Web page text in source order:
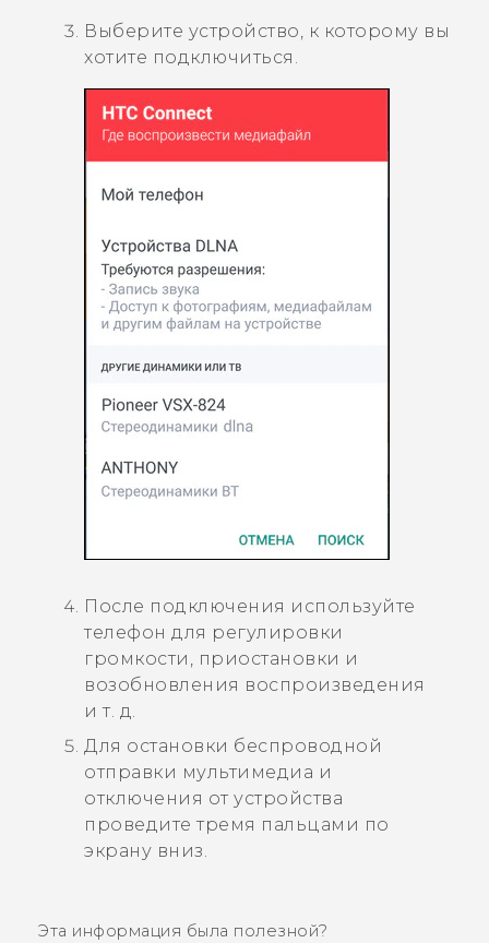
Выберите устройство, к которому вы
хотите подключиться.
После подключения используйте
телефон для регулировки
громкости, приостановки и
возобновления воспроизведения
и т. д.
Для остановки беспроводной
отправки мультимедиа и
отключения от устройства
проведите тремя пальцами по
экрану вниз.
Эта информация была полезной?